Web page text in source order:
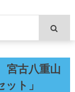
宮古八重山
ト」